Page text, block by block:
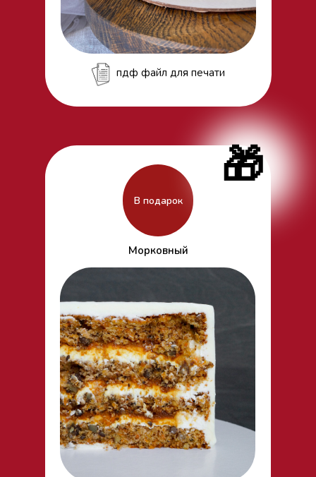
пдф файл для печати
Морковный
В подарок
🎁